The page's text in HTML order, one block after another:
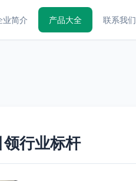
业简介 产品大全 联系我们
行业标杆